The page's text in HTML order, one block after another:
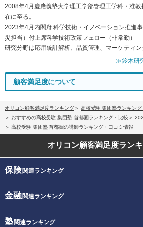
2008年4月慶應義塾大学理工学部管理工学科・准
在に至る。
2023年4月内閣府 科学技術・イノベーション推進
災担当）付上席科学技術政策フェロー（非常勤）
研究分野は応用統計解析、品質管理、マーケティン
≫鈴木研
顧客満足度について
オリコン顧客満足度ランキング
高校受験 集団塾ランキング
おすすめの高校受験 集団塾 首都圏ランキング・比較
高校受験 集団塾 首都圏の講師ランキング・口コミ情報
オリコン顧客満足度ラン
保険関連ランキング
金融関連ランキング
塾関連ランキング